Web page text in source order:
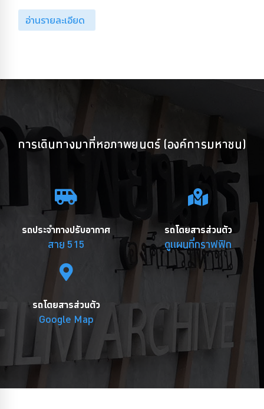
อ่านรายละเอียด
การเดินทางมาที่หอภาพยนตร์ (องค์การมหาชน)
รถประจำทางปรับอากาศ
สาย 515
รถโดยสารส่วนตัว
ดูแผนที่กราฟฟิก
รถโดยสารส่วนตัว
Google Map